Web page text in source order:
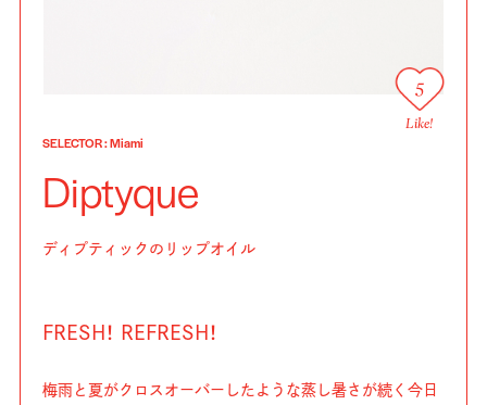
5
Like!
SELECTOR: Miami
Diptyque
ディプティックのリップオイル
FRESH！ REFRESH！
梅雨と夏がクロスオーバーしたような蒸し暑さが続く今日